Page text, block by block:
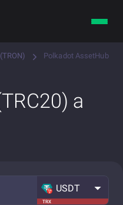
Polkadot AssetHub
a
TRX
USDT